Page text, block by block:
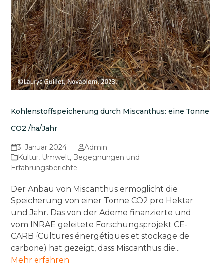
Kohlenstoffspeicherung durch Miscanthus: eine Tonne
CO2 /ha/Jahr
3. Januar 2024
Admin
Kultur, Umwelt, Begegnungen und
Erfahrungsberichte
Der Anbau von Miscanthus ermöglicht die
Speicherung von einer Tonne CO2 pro Hektar
und Jahr. Das von der Ademe finanzierte und
vom INRAE geleitete Forschungsprojekt CE-
CARB (Cultures énergétiques et stockage de
carbone) hat gezeigt, dass Miscanthus die...
Mehr erfahren